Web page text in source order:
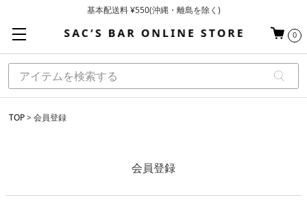
基本配送料 ¥550(沖縄・離島を除く)
お買い上げ合計¥3,980以上で送料無料
0
TOP 会員登録
会員登録